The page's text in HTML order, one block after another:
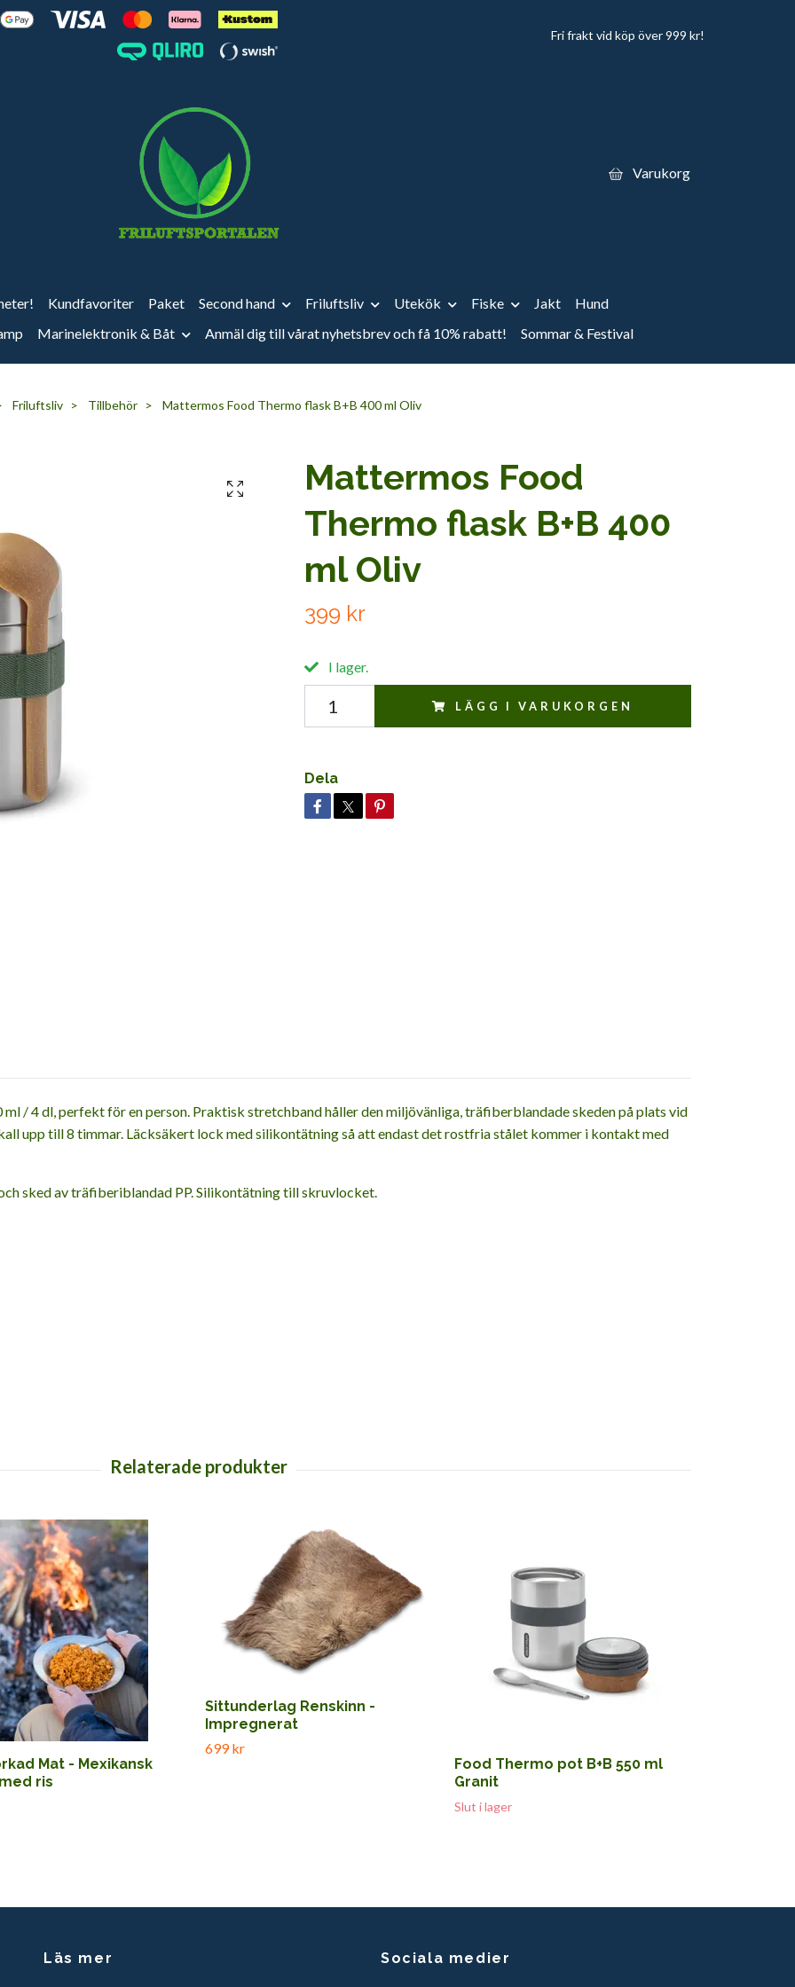
Fri frakt vid köp över 999 kr!
Varukorg
Kundfavoriter Paket Second hand Friluftsliv Utekök Fiske Jakt
Hund
Marinelektronik & Båt Anmäl dig till vårat nyhetsbrev och få 10% rabatt! Sommar & Festival
Friluftsliv Tillbehör Mattermos Food Thermo flask B+B 400 ml Oliv
Mattermos Food
Thermo flask B+B 400
ml Oliv
399 kr
I lager.
LÄGG I VARUKORGEN
Dela
/ 4 dl, perfekt för en person. Praktisk stretchband håller den miljövänliga, träfiberblandade skeden på plats vid
upp till 8 timmar. Läcksäkert lock med silikontätning så att endast det rostfria stålet kommer i kontakt med
sked av träfiberiblandad PP. Silikontätning till skruvlocket.
Mat - Mexikansk
ris
Sittunderlag Renskinn -
Impregnerat
699 kr
Food Thermo pot B+B 550 ml
Granit
Slut i lager
Läs mer Sociala medier